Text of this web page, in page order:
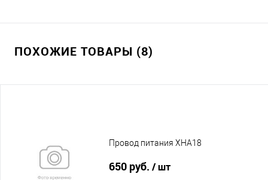
ПОХОЖИЕ ТОВАРЫ (8)
Провод питания XHA18
650 руб. / шт